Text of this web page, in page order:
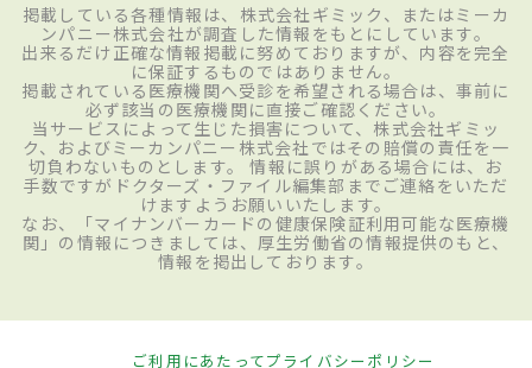
掲載している各種情報は、株式会社ギミック、またはミーカ
ンパニー株式会社が調査した情報をもとにしています。
出来るだけ正確な情報掲載に努めておりますが、内容を完全
に保証するものではありません。
掲載されている医療機関へ受診を希望される場合は、事前に
必ず該当の医療機関に直接ご確認ください。
当サービスによって生じた損害について、株式会社ギミッ
ク、およびミーカンパニー株式会社ではその賠償の責任を一
切負わないものとします。 情報に誤りがある場合には、お
手数ですがドクターズ・ファイル編集部までご連絡をいただ
けますようお願いいたします。
なお、「マイナンバーカードの健康保険証利用可能な医療機
関」の情報につきましては、厚生労働省の情報提供のもと、
情報を掲出しております。
ご利用にあたってプライバシーポリシー